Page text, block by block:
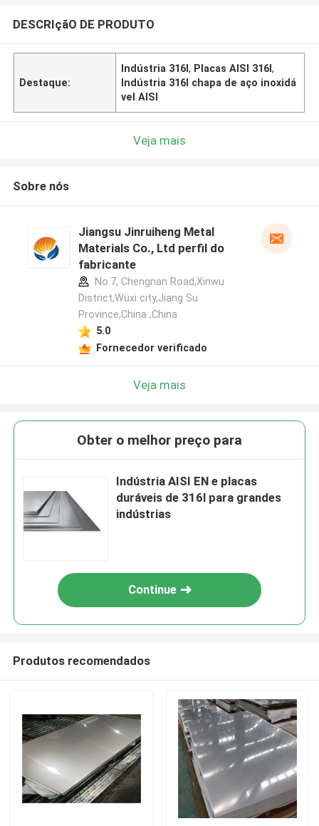
DESCRIçãO DE PRODUTO
Destaque:
Indústria 316l, Placas AISI 316l,
Indústria 316l chapa de aço inoxidá
vel AISI
Veja mais
Sobre nós
Jiangsu Jinruiheng Metal
Materials Co., Ltd perfil do
fabricante
No.7, Chengnan Road,Xinwu
District,Wuxi city,Jiang Su
Province,China ,China
5.0
Fornecedor verificado
Veja mais
Obter o melhor preço para
Indústria AISI EN e placas
duráveis de 316l para grandes
indústrias
Continue
Produtos recomendados